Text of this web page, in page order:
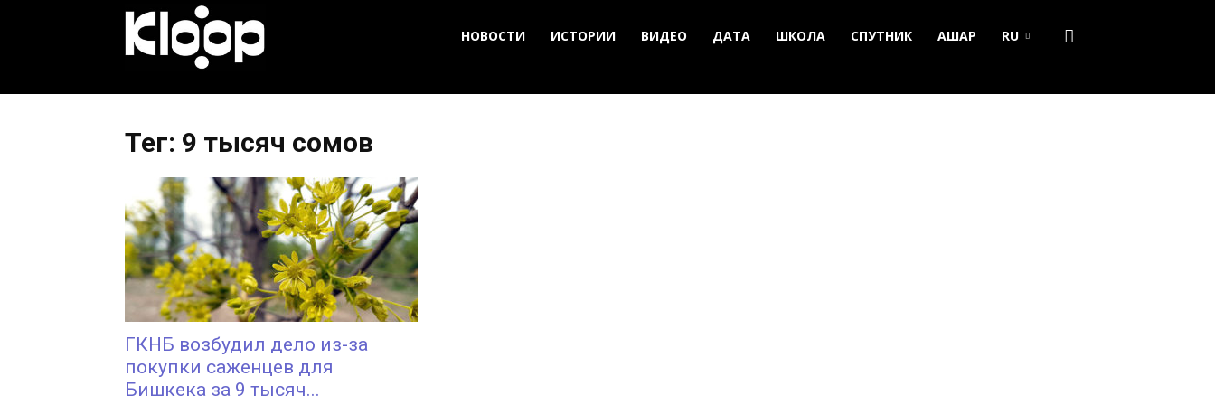
Новости
Кыргызстана
НОВОСТИ ИСТОРИИ ВИДЕО ДАТА ШКОЛА СПУТНИК АШАР RU
Тег: 9 тысяч сомов
ГКНБ возбудил дело из-за
покупки саженцев для
Бишкека за 9 тысяч...